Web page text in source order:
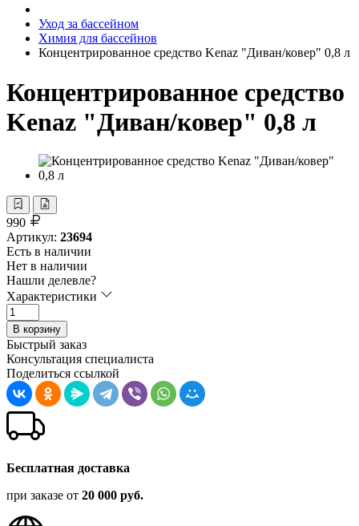
Уход за бассейном
Химия для бассейнов
Концентрированное средство Kenaz "Диван/ковер" 0,8 л
Концентрированное средство
Kenaz "Диван/ковер" 0,8 л
990
Артикул: 23694
Есть в наличии
Нет в наличии
Нашли делевле?
Характеристики
В корзину
Быстрый заказ
Консультация специалиста
Поделиться ссылкой
Бесплатная доставка
при заказе от 20 000 руб.